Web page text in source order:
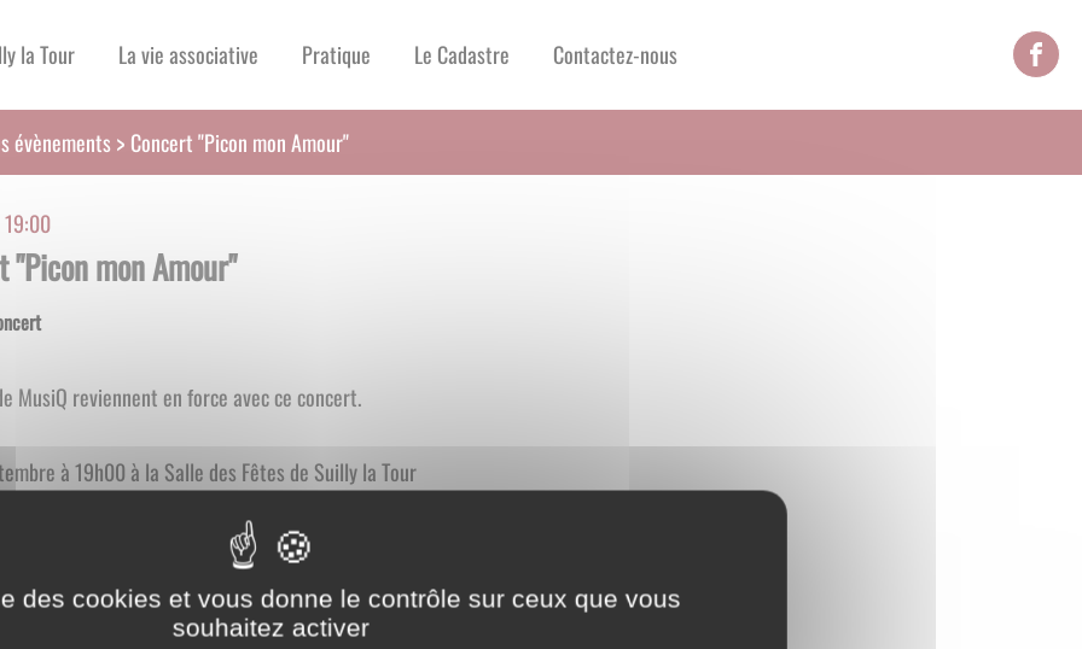
la Tour La vie associative Pratique Le Cadastre Contactez-nous
évènements Concert "Picon mon Amour"
"Picon mon Amour"
MusiQ reviennent en force avec ce concert.
à 19h00 à la Salle des Fêtes de Suilly la Tour
61 41 16) ou sans réservation
des cookies et vous donne le contrôle sur ceux que vous
souhaitez activer